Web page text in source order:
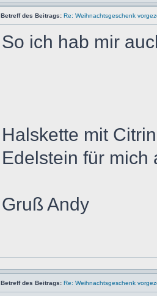
Betreff des Beitrags: Re: Weihnachtsgeschenk
So ich hab mir
Halskette mit
Edelstein für
Gruß Andy
Betreff des Beitrags: Re: Weihnachtsgeschenk